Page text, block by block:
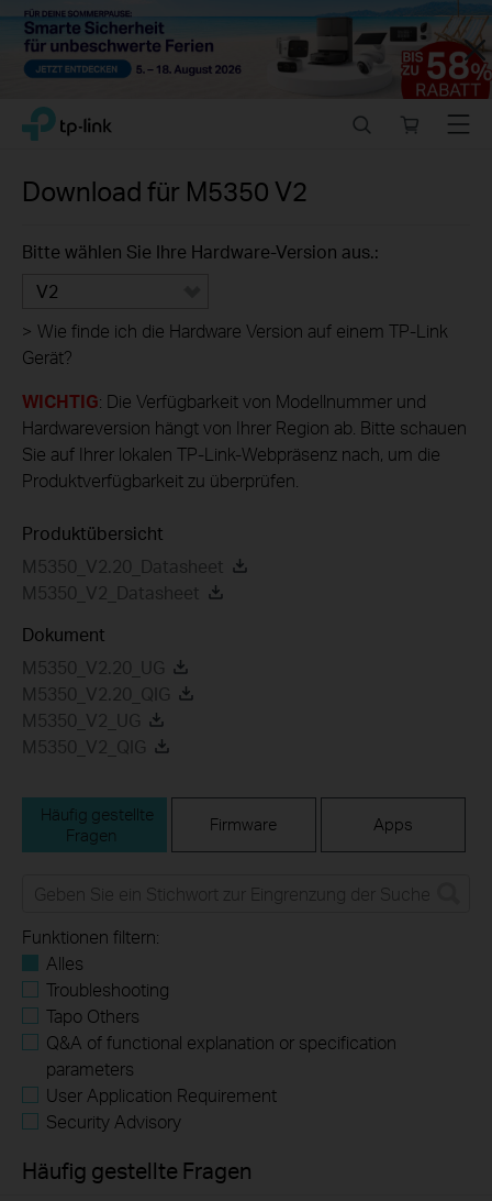
Close
Click
navigation
TP-Link, Reliably Smart
store
Menu
Download für M5350 V2
Bitte wählen Sie Ihre Hardware-Version aus.:
V2
> Wie finde ich die Hardware Version auf einem TP-Link
Gerät?
WICHTIG: Die Verfügbarkeit von Modellnummer und
Hardwareversion hängt von Ihrer Region ab. Bitte schauen
Sie auf Ihrer lokalen TP-Link-Webpräsenz nach, um die
Produktverfügbarkeit zu überprüfen.
Produktübersicht
M5350_V2.20_Datasheet
M5350_V2_Datasheet
Dokument
M5350_V2.20_UG
M5350_V2.20_QIG
M5350_V2_UG
M5350_V2_QIG
Häufig gestellte
Fragen
Firmware Apps
Funktionen filtern:
Alles
Troubleshooting
Tapo Others
Q&A of functional explanation or specification
parameters
User Application Requirement
Security Advisory
Häufig gestellte Fragen